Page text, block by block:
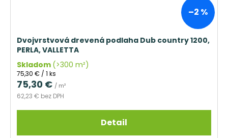
–2 %
Dvojvrstvová drevená podlaha Dub country 1200,
PERLA, VALLETTA
Skladom (>300 m²)
62,23 € bez DPH
75,30 € / m²
Jednotková
cena:
75,30 € / 1 ks
Detail